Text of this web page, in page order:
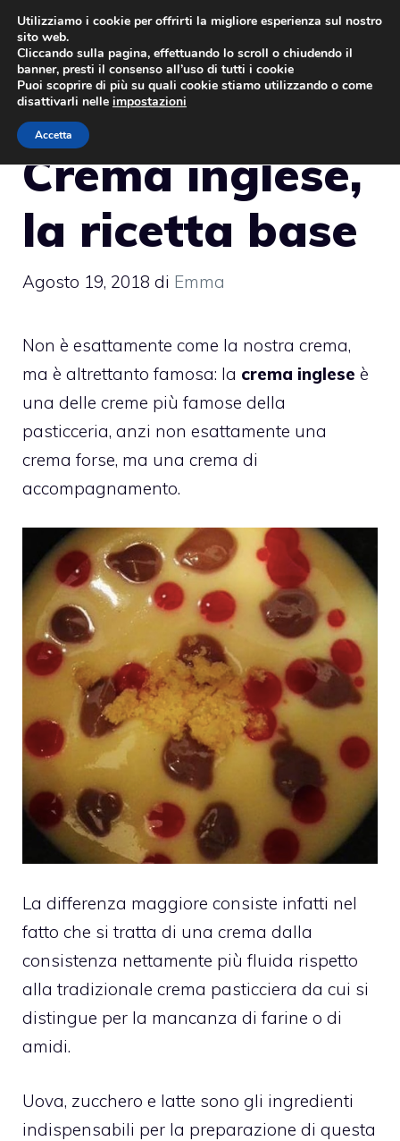
Vai
contenuto
Crema inglese,
la ricetta base
Agosto 19, 2018 di Emma
Non è esattamente come la nostra crema,
ma è altrettanto famosa: la crema inglese è
una delle creme più famose della
pasticceria, anzi non esattamente una
crema forse, ma una crema di
accompagnamento.
La differenza maggiore consiste infatti nel
fatto che si tratta di una crema dalla
consistenza nettamente più fluida rispetto
alla tradizionale crema pasticciera da cui si
distingue per la mancanza di farine o di
amidi.
Uova, zucchero e latte sono gli ingredienti
indispensabili per la preparazione di questa
Utilizziamo i cookie per offrirti la migliore esperienza sul nostro
sito web.
Cliccando sulla pagina, effettuando lo scroll o chiudendo il
banner, presti il consenso all’uso di tutti i cookie
Puoi scoprire di più su quali cookie stiamo utilizzando o come
disattivarli nelle impostazioni
Accetta